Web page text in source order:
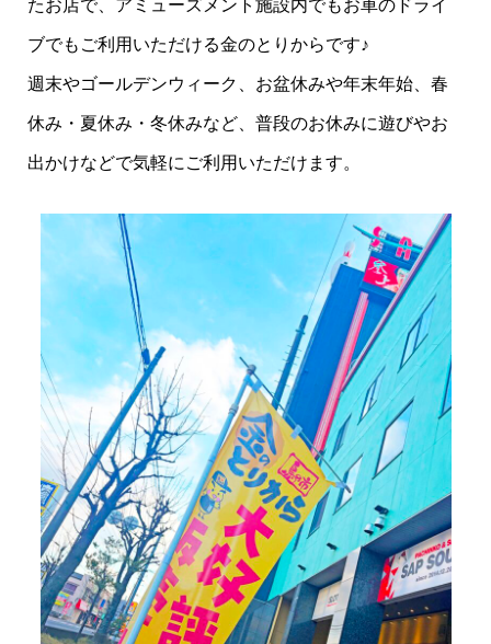
たお店で、アミューズメント施設内でもお車のドライ
ブでもご利用いただける金のとりからです♪
週末やゴールデンウィーク、お盆休みや年末年始、春
休み・夏休み・冬休みなど、普段のお休みに遊びやお
出かけなどで気軽にご利用いただけます。